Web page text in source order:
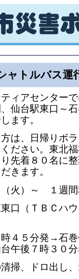
ャトルバス運
ィアセンター
仙台駅東口～
ます。
は、日帰りボ
ださい。東北
先着８０名に
きます。
火）～ １週間
（ＴＢＣハウ
４５分発→石
午後７時３０
、ドロ出し、